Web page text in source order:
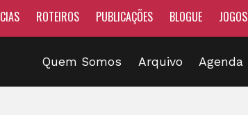
ROTEIROS PUBLICAÇÕES BLOGUE JOGOS
Quem Somos Arquivo Agenda